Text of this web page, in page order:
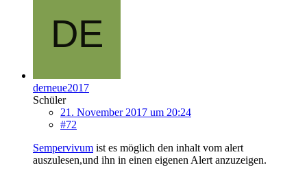
derneue2017
Schüler
21. November 2017 um 20:24
#72
Sempervivum ist es möglich den inhalt vom alert
auszulesen,und ihn in einen eigenen Alert anzuzeigen.